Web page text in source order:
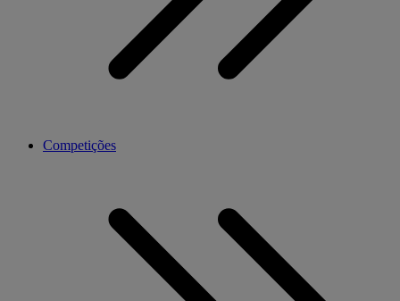
Competições